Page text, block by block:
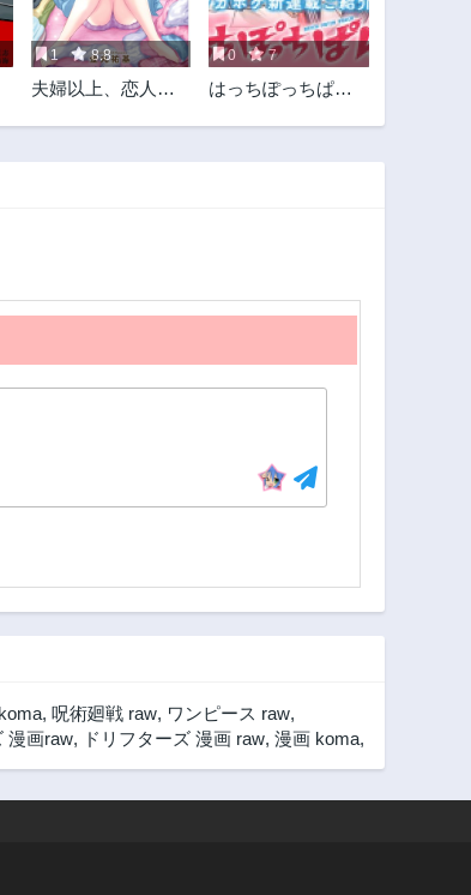
1 8.8
夫婦以上、恋人未
0 7
はっちぽっちぱん
, 呪術廻戦 raw, ワンピース raw,
漫画raw, ドリフターズ 漫画 raw, 漫画 koma,